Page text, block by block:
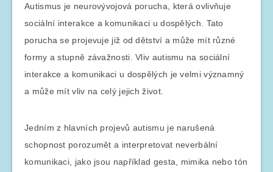
Autismus je neurovývojová porucha, která ovlivňuje
sociální interakce a komunikaci u dospělých. Tato
porucha se projevuje již od dětství a může mít různé
formy a stupně závažnosti. Vliv autismu na sociální
interakce a komunikaci u dospělých je velmi významný
a může mít vliv na celý jejich život.
Jedním z hlavních projevů autismu je narušená
schopnost porozumět a interpretovat neverbální
komunikaci, jako jsou například gesta, mimika nebo tón